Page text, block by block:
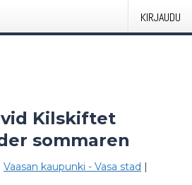
KIRJAUDU
Kilskiftet
sommaren
Vaasan kaupunki - Vasa stad |